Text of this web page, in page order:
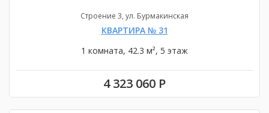
Строение 3, ул. Бурмакинская
КВАРТИРА № 31
1 комната, 42.3 м², 5 этаж
4 323 060 Р